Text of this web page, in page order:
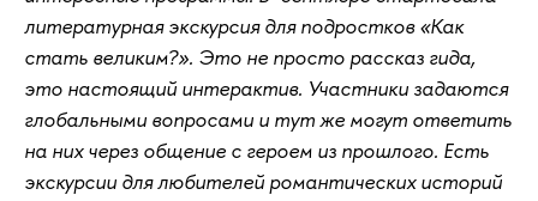
литературная экскурсия для подростков «Как
стать великим?». Это не просто рассказ гида,
это настоящий интерактив. Участники задаются
глобальными вопросами и тут же могут ответить
на них через общение с героем из прошлого. Есть
экскурсии для любителей романтических историй